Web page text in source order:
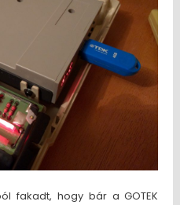
fakadt, hogy bár a GOTEK